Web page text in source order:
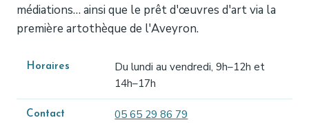
médiations… ainsi que le prêt d'œuvres d'art via la
première artothèque de l'Aveyron.
Horaires
Du lundi au vendredi, 9h–12h et
14h–17h
Contact 05 65 29 86 79